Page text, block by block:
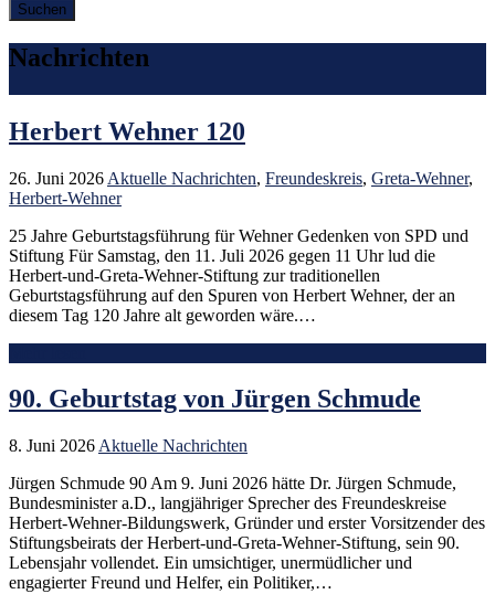
Nachrichten
Herbert Wehner 120
26. Juni 2026 Aktuelle Nachrichten, Freundeskreis, Greta-Wehner,
Herbert-Wehner
25 Jahre Geburtstagsführung für Wehner Gedenken von SPD und
Stiftung Für Samstag, den 11. Juli 2026 gegen 11 Uhr lud die
Herbert-und-Greta-Wehner-Stiftung zur traditionellen
Geburtstagsführung auf den Spuren von Herbert Wehner, der an
diesem Tag 120 Jahre alt geworden wäre.…
90. Geburtstag von Jürgen Schmude
8. Juni 2026 Aktuelle Nachrichten
Jürgen Schmude 90 Am 9. Juni 2026 hätte Dr. Jürgen Schmude,
Bundesminister a.D., langjähriger Sprecher des Freundeskreise
Herbert-Wehner-Bildungswerk, Gründer und erster Vorsitzender des
Stiftungsbeirats der Herbert-und-Greta-Wehner-Stiftung, sein 90.
Lebensjahr vollendet. Ein umsichtiger, unermüdlicher und
engagierter Freund und Helfer, ein Politiker,…